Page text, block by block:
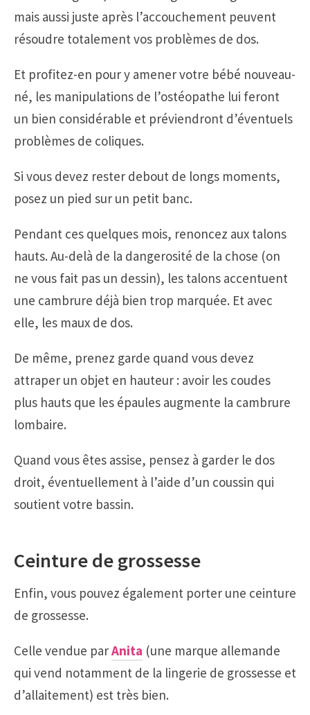
mais aussi juste après l’accouchement peuvent
résoudre totalement vos problèmes de dos.
Et profitez-en pour y amener votre bébé nouveau-
né, les manipulations de l’ostéopathe lui feront
un bien considérable et préviendront d’éventuels
problèmes de coliques.
Si vous devez rester debout de longs moments,
posez un pied sur un petit banc.
Pendant ces quelques mois, renoncez aux talons
hauts. Au-delà de la dangerosité de la chose (on
ne vous fait pas un dessin), les talons accentuent
une cambrure déjà bien trop marquée. Et avec
elle, les maux de dos.
De même, prenez garde quand vous devez
attraper un objet en hauteur : avoir les coudes
plus hauts que les épaules augmente la cambrure
lombaire.
Quand vous êtes assise, pensez à garder le dos
droit, éventuellement à l’aide d’un coussin qui
soutient votre bassin.
Ceinture de grossesse
Enfin, vous pouvez également porter une ceinture
de grossesse.
Celle vendue parAnita (une marque allemande
qui vend notamment de la lingerie de grossesse et
d’allaitement) est très bien.